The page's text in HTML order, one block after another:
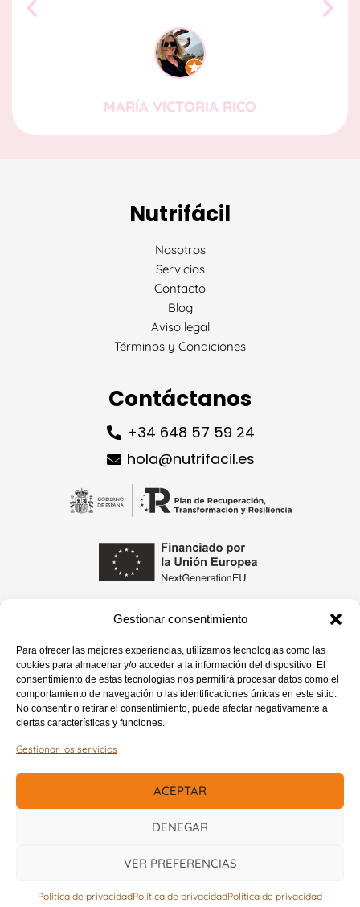
Gestionar consentimiento
Para ofrecer las mejores experiencias, utilizamos tecnologías como las
cookies para almacenar y/o acceder a la información del dispositivo. El
consentimiento de estas tecnologías nos permitirá procesar datos como el
comportamiento de navegación o las identificaciones únicas en este sitio.
No consentir o retirar el consentimiento, puede afectar negativamente a
ciertas características y funciones.
Gestionar los servicios
ACEPTAR
DENEGAR
VER PREFERENCIAS
Política de privacidadPolítica de privacidadPolítica de privacidad
MARÍA VICTORIA RICO
Nutrifácil
Nosotros
Servicios
Contacto
Blog
Aviso legal
Términos y Condiciones
Contáctanos
+34 648 57 59 24
hola@nutrifacil.es
Nuestras Redes Sociales
Nutrifacil © 2026
CONTÁCTANOS AHORA